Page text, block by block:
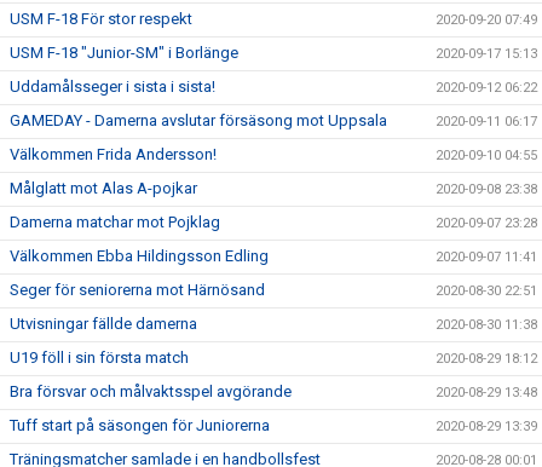
USM F-18 För stor respekt 2020-09-20 07:49
USM F-18 "Junior-SM" i Borlänge 2020-09-17 15:13
Uddamålsseger i sista i sista! 2020-09-12 06:22
GAMEDAY - Damerna avslutar försäsong mot Uppsala 2020-09-11 06:17
Välkommen Frida Andersson! 2020-09-10 04:55
Målglatt mot Alas A-pojkar 2020-09-08 23:38
Damerna matchar mot Pojklag 2020-09-07 23:28
Välkommen Ebba Hildingsson Edling 2020-09-07 11:41
Seger för seniorerna mot Härnösand 2020-08-30 22:51
Utvisningar fällde damerna 2020-08-30 11:38
U19 föll i sin första match 2020-08-29 18:12
Bra försvar och målvaktsspel avgörande 2020-08-29 13:48
Tuff start på säsongen för Juniorerna 2020-08-29 13:39
Träningsmatcher samlade i en handbollsfest 2020-08-28 00:01